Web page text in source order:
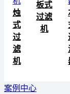
烛
式
过
滤
机
板式
过滤
机
案例中心